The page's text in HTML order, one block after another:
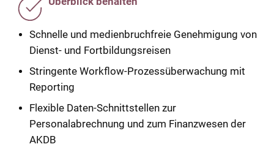
Demnächst verfügbar:
die automatisierte Belegerkennung mittels
Künstlicher Intelligenz (nur im
Verbindung mit dem Scan Archiv möglich)
AlsProgressive Web Appauch auf mobilen
Endgeräten von unterwegs verfügbar (nur im
Paket "Reisekosten")
Schnelle und medienbruchfreie Genehmigung von
Dienst- und Fortbildungsreisen
Stringente Workflow-Prozessüberwachung mit
Reporting
Flexible Daten-Schnittstellen zur
Personalabrechnung und zum Finanzwesen der
AKDB